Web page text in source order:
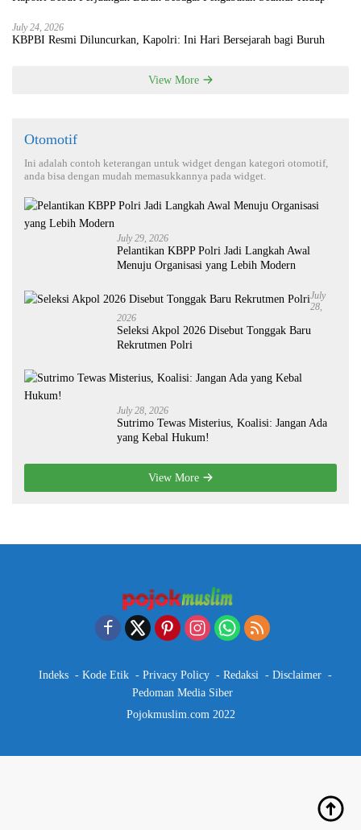
July 24, 2026
KBPBI Resmi Diluncurkan, Kapolri: Ini Hari Bersejarah bagi Buruh
View More
Otomotif
Ini adalah contoh keterangan untuk widget dengan kategori otomotif,
anda bisa dengan mudah memasukkannya pada widget.
July 29, 2026
Pelantikan KBPP Polri Jadi Langkah Awal
Menuju Organisasi yang Lebih Modern
July
28,
2026
Seleksi Akpol 2026 Disebut Tonggak Baru
Rekrutmen Polri
July 28, 2026
Sutrimo Tewas Misterius, Koalisi: Jangan Ada
yang Kebal Hukum!
View More
Indeks Kode Etik Privacy Policy Redaksi
Disclaimer
Pedoman Media Siber
Pojokmuslim.com 2022